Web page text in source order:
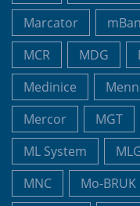
Marcator
MCR
MDG
Medinice
Mercor
MGT
ML System
MNC
Mo-BRUK